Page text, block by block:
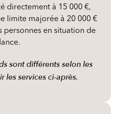
directement à 15 000 €,
limite majorée à 20 000 €
personnes en situation de
sont différents selon les
les services ci-après.